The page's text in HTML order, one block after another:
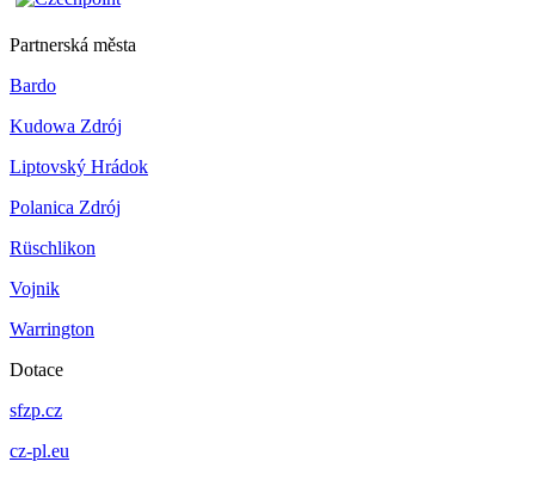
Partnerská města
Bardo
Kudowa Zdrój
Liptovský Hrádok
Polanica Zdrój
Rüschlikon
Vojnik
Warrington
Dotace
sfzp.cz
cz-pl.eu